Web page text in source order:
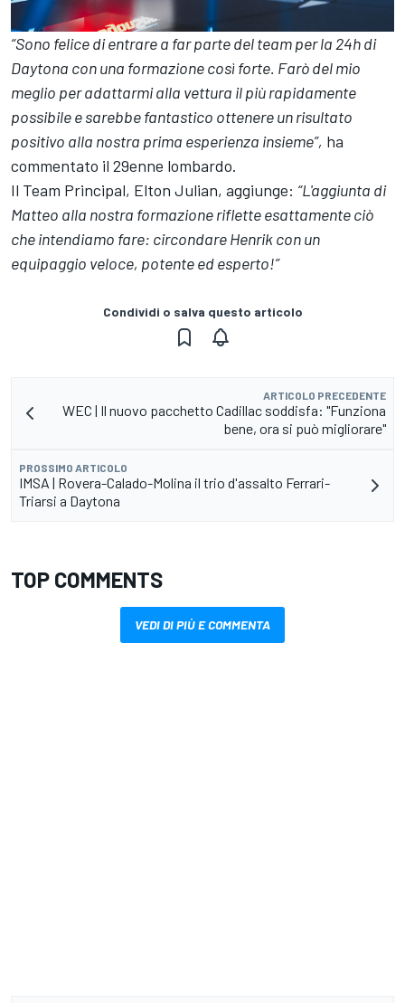
“Sono felice di entrare a far parte del team per la 24h di
Daytona con una formazione così forte. Farò del mio
meglio per adattarmi alla vettura il più rapidamente
possibile e sarebbe fantastico ottenere un risultato
positivo alla nostra prima esperienza insieme”, ha
commentato il 29enne lombardo.
Il Team Principal, Elton Julian, aggiunge: “L'aggiunta di
Matteo alla nostra formazione riflette esattamente ciò
che intendiamo fare: circondare Henrik con un
equipaggio veloce, potente ed esperto!”
Condividi o salva questo articolo
ARTICOLO PRECEDENTE
WEC | Il nuovo pacchetto Cadillac soddisfa: "Funziona
bene, ora si può migliorare"
PROSSIMO ARTICOLO
IMSA | Rovera-Calado-Molina il trio d'assalto Ferrari-
Triarsi a Daytona
TOP COMMENTS
VEDI DI PIÙ E COMMENTA